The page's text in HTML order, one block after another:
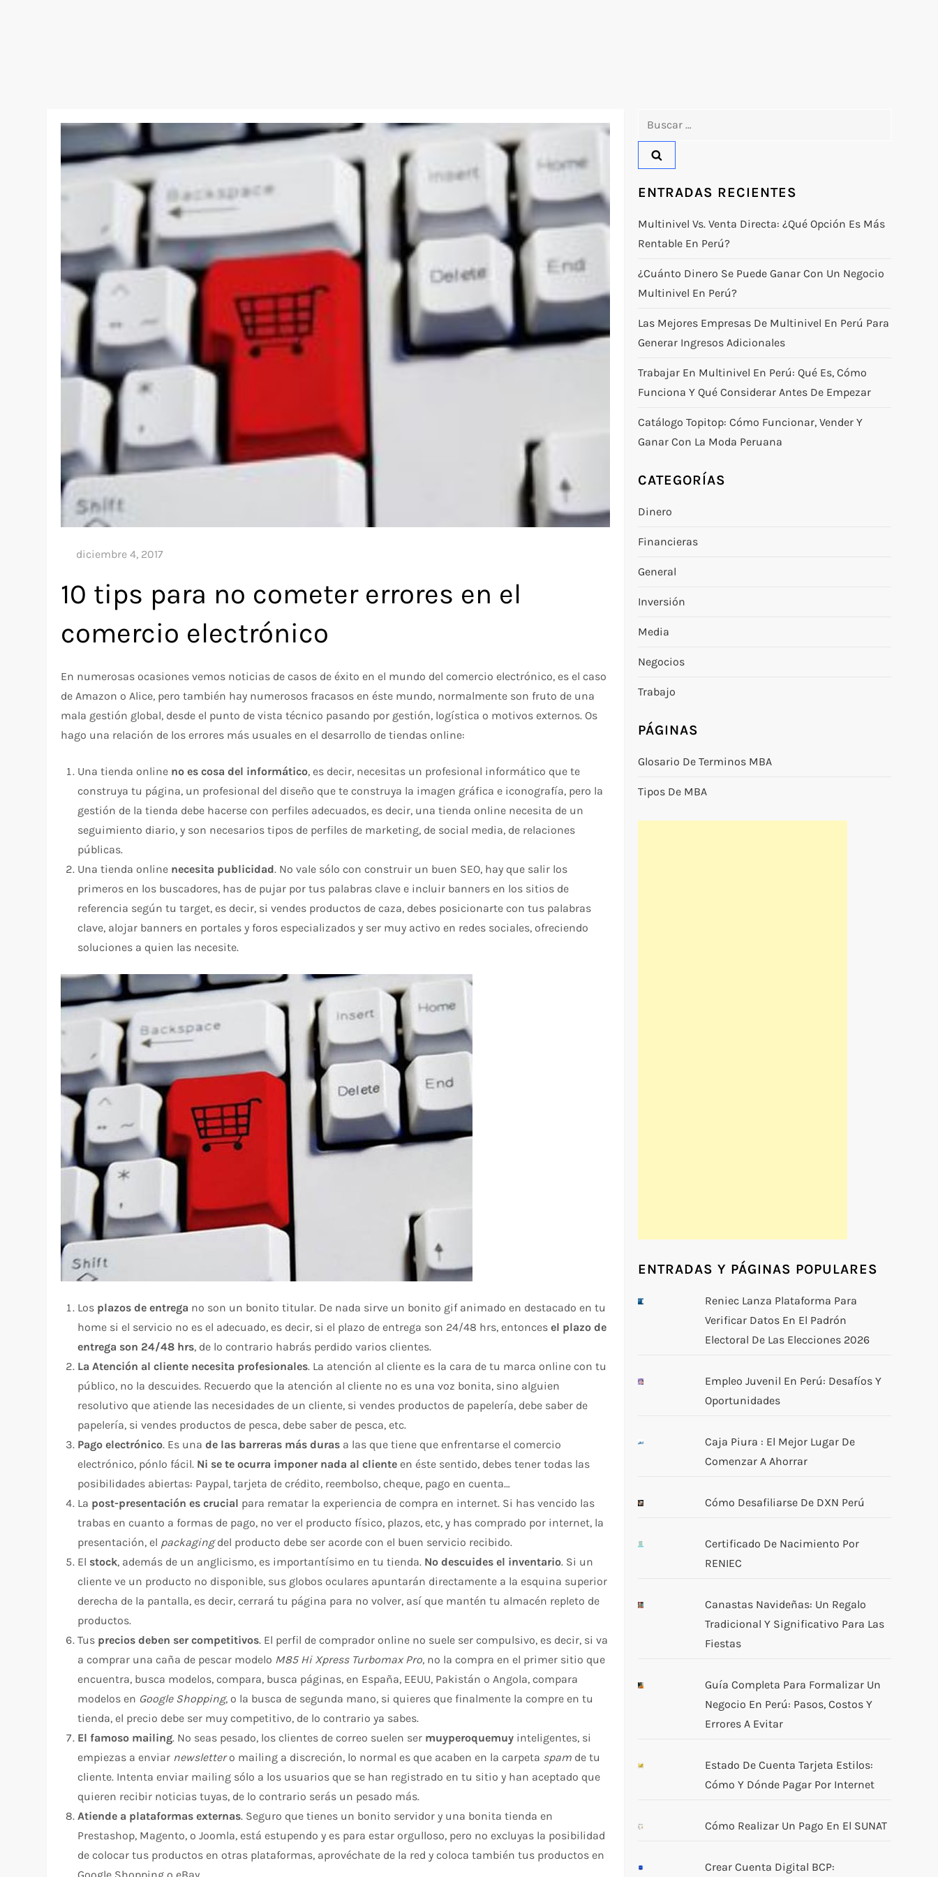
10 tips para no cometer errores en el
comercio electrónico
En numerosas ocasiones vemos noticias de casos de éxito en el mundo del comercio electrónico, es el caso
de Amazon o Alice, pero también hay numerosos fracasos en éste mundo, normalmente son fruto de una
mala gestión global, desde el punto de vista técnico pasando por gestión, logística o motivos externos. Os
hago una relación de los errores más usuales en el desarrollo de tiendas online:
Una tienda online no es cosa del informático, es decir, necesitas un profesional informático que te
construya tu página, un profesional del diseño que te construya la imagen gráfica e iconografía, pero la
gestión de la tienda debe hacerse con perfiles adecuados, es decir, una tienda online necesita de un
seguimiento diario, y son necesarios tipos de perfiles de marketing, de social media, de relaciones
públicas.
Una tienda online necesita publicidad. No vale sólo con construir un buen SEO, hay que salir los
primeros en los buscadores, has de pujar por tus palabras clave e incluir banners en los sitios de
referencia según tu target, es decir, si vendes productos de caza, debes posicionarte con tus palabras
clave, alojar banners en portales y foros especializados y ser muy activo en redes sociales, ofreciendo
soluciones a quien las necesite.
Los plazos de entrega no son un bonito titular. De nada sirve un bonito gif animado en destacado en tu
home si el servicio no es el adecuado, es decir, si el plazo de entrega son 24/48 hrs, entoncesel plazo de
entrega son 24/48 hrs, de lo contrario habrás perdido varios clientes.
La Atención al cliente necesita profesionales. La atención al cliente es la cara de tu marca online con tu
público, no la descuides. Recuerdo que la atención al cliente no es una voz bonita, sino alguien
resolutivo que atiende las necesidades de un cliente, si vendes productos de papelería, debe saber de
papelería, si vendes productos de pesca, debe saber de pesca, etc.
Pago electrónico. Es unade las barreras más duras a las que tiene que enfrentarse el comercio
electrónico, pónlo fácil. Ni se te ocurra imponer nada al cliente en éste sentido, debes tener todas las
posibilidades abiertas: Paypal, tarjeta de crédito, reembolso, cheque, pago en cuenta…
La post-presentación es crucial para rematar la experiencia de compra en internet. Si has vencido las
trabas en cuanto a formas de pago, no ver el producto físico, plazos, etc, y has comprado por internet, la
presentación, el packagingdel producto debe ser acorde con el buen servicio recibido.
El stock, además de un anglicismo, es importantísimo en tu tienda. No descuides el inventario. Si un
cliente ve un producto no disponible, sus globos oculares apuntarán directamente a la esquina superior
derecha de la pantalla, es decir, cerrará tu página para no volver, así que mantén tu almacén repleto de
productos.
Tus precios deben ser competitivos. El perfil de comprador online no suele ser compulsivo, es decir, si va
a comprar una caña de pescar modelo M85 Hi Xpress Turbomax Pro, no la compra en el primer sitio que
encuentra, busca modelos, compara, busca páginas, en España, EEUU, Pakistán o Angola, compara
modelos en Google Shopping, o la busca de segunda mano, si quieres que finalmente la compre en tu
tienda, el precio debe ser muy competitivo, de lo contrario ya sabes.
El famoso mailing. No seas pesado, los clientes de correo suelen ser muyperoquemuy inteligentes, si
empiezas a enviar newslettero mailing a discreción, lo normal es que acaben en la carpeta spam de tu
cliente. Intenta enviar mailing sólo a los usuarios que se han registrado en tu sitio y han aceptado que
quieren recibir noticias tuyas, de lo contrario serás un pesado más.
Atiende a plataformas externas. Seguro que tienes un bonito servidor y una bonita tienda en
Prestashop, Magento, o Joomla, está estupendo y es para estar orgulloso, pero no excluyas la posibilidad
de colocar tus productos en otras plataformas, aprovéchate de la red y coloca también tus productos en
ENTRADAS RECIENTES
Multinivel Vs. Venta Directa: ¿qué Opción Es Más
Rentable En Perú?
¿Cuánto Dinero Se Puede Ganar Con Un Negocio
Multinivel En Perú?
Las Mejores Empresas De Multinivel En Perú Para
Generar Ingresos Adicionales
Trabajar En Multinivel En Perú: Qué Es, Cómo
Funciona Y Qué Considerar Antes De Empezar
Catálogo Topitop: Cómo Funcionar, Vender Y
Ganar Con La Moda Peruana
CATEGORÍAS
Dinero
Financieras
General
Inversión
Media
Negocios
Trabajo
PÁGINAS
Glosario De Terminos MBA
Tipos De MBA
ENTRADAS Y PÁGINAS POPULARES
Reniec Lanza Plataforma Para
Verificar Datos En El Padrón
Electoral De Las Elecciones 2026
Empleo Juvenil En Perú: Desafíos Y
Oportunidades
Caja Piura : El Mejor Lugar De
Comenzar A Ahorrar
Cómo Desafiliarse De DXN Perú
Certificado De Nacimiento Por
RENIEC
Canastas Navideñas: Un Regalo
Tradicional Y Significativo Para Las
Fiestas
Guía Completa Para Formalizar Un
Negocio En Perú: Pasos, Costos Y
Errores A Evitar
Estado De Cuenta Tarjeta Estilos:
Cómo Y Dónde Pagar Por Internet
Cómo Realizar Un Pago En El SUNAT
Crear Cuenta Digital BCP: